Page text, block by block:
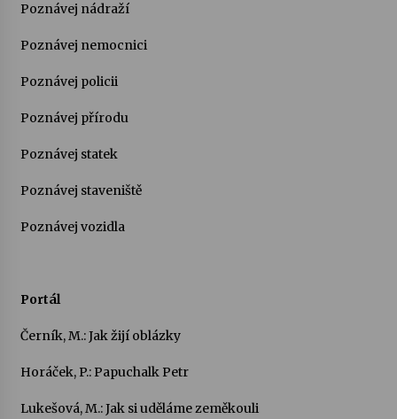
Poznávej nádraží
Poznávej nemocnici
Poznávej policii
Poznávej přírodu
Poznávej statek
Poznávej staveniště
Poznávej vozidla
Portál
Černík, M.: Jak žijí oblázky
Horáček, P.: Papuchalk Petr
Lukešová, M.: Jak si uděláme zeměkouli